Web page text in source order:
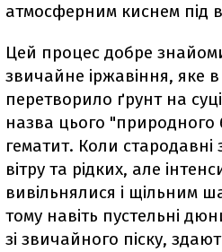
атмосферним киснем під
Цей процес добре
звичайне іржавіння, яке
перетворило ґрунт на
назва цього "природного
гематит. Коли стародавні
вітру та рідких, але
вивільнялися і щільним
тому навіть пустельні
зі звичайного піску,